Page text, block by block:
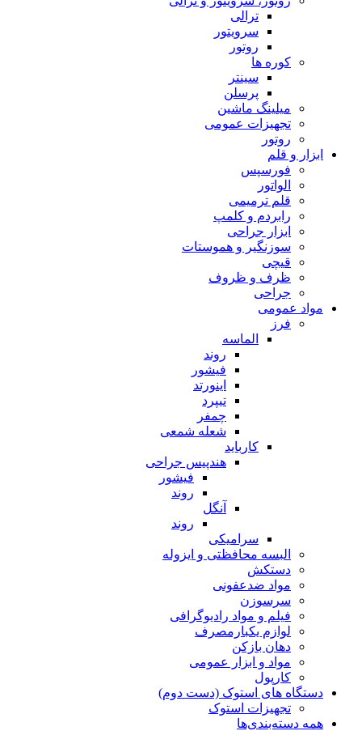
ترالی
سرویتور
روتور
کوره ها
سینتر
پرسلن
میلینگ ماشین
تجهیزات عمومی
روتور
ابزار و قلم
فورسپس
الواتور
قلم ترمیمی
رابردم و کلمپ
ابزار جراحی
سوزنگیر و هموستات
قیچی
ظرف و ظروف
جراحی
مواد عمومی
فرز
الماسه
روند
فیشور
اینورتد
تیپرد
چمفر
شعله شمعی
کارباید
هندپیس جراحی
فیشور
روند
آنگل
روند
سرامیکی
البسه محافظتی و ایزوله
دستکش
مواد ضدعفونی
سرسوزن
فیلم و مواد رادیوگرافی
لوازم یکبارمصرف
دهان بازکن
مواد و ابزار عمومی
کارپول
دستگاه های استوک (دست دوم)
تجهیزات استوک
همه دسته‌بندی‌ها